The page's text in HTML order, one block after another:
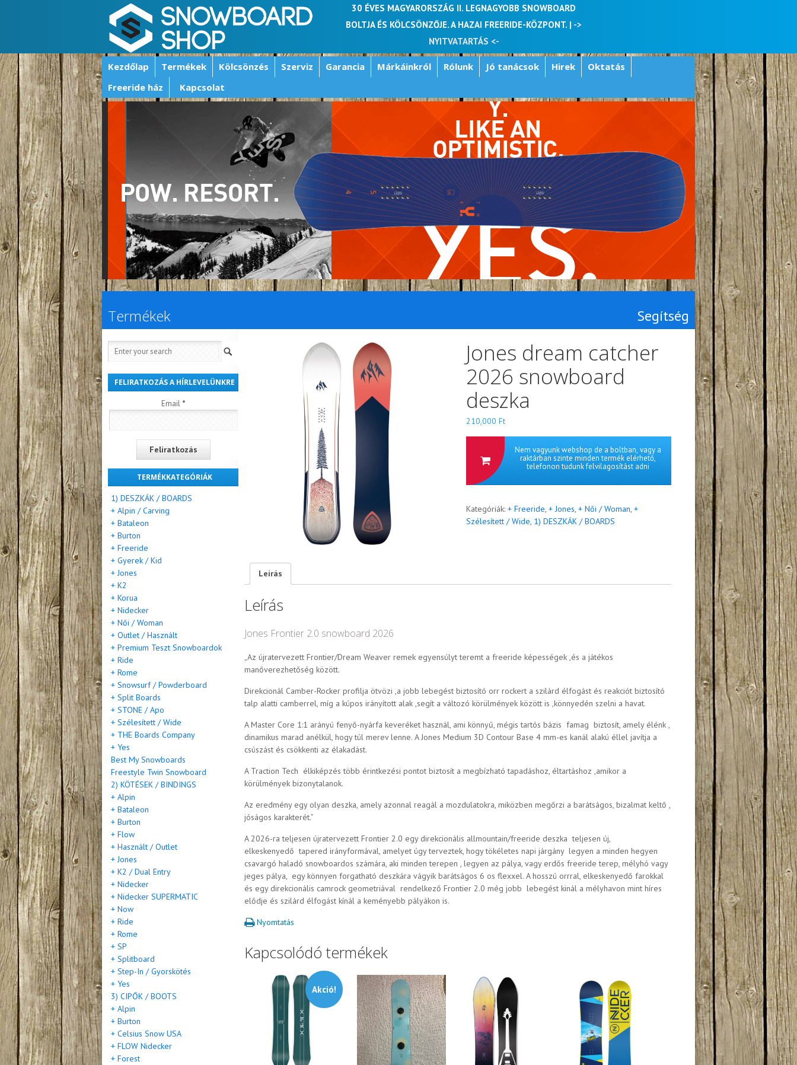
30 ÉVES MAGYARORSZÁG II. LEGNAGYOBB SNOWBOARD
BOLTJA ÉS KÖLCSÖNZŐJE. A HAZAI FREERIDE-KÖZPONT. | ->
NYITVATARTÁS <-
Kezdőlap Termékek Kölcsönzés Szerviz Garancia Márkáinkról Rólunk Jó tanácsok Hirek
Oktatás
Freeride ház
Kapcsolat
Termékek Segítség
Jones dream catcher
2026 snowboard
deszka
210,000Ft
Nem vagyunk webshop de a boltban, vagy a
raktárban szinte minden termék elérhető,
telefonon tudunk felvilagosítást adni
Kategóriák:+ Freeride,+ Jones,+ Női / Woman,+
Szélesített / Wide, 1) DESZKÁK / BOARDS
Leírás
Leírás
Jones Frontier 2.0 snowboard 2026
„Az újratervezett Frontier/Dream Weaver remek egyensúlyt teremt a freeride képességek ,és a játékos
manőverezhetőség között.
Direkcionál Camber-Rocker profilja ötvözi ,a jobb lebegést biztosító orr rockert a szilárd élfogást és reakciót biztosító
talp alatti camberrel, míg a kúpos irányított alak ,segít a változó körülmények között is ,könnyedén szelni a havat.
A Master Core 1:1 arányú fenyő-nyárfa keveréket használ, ami könnyű, mégis tartós bázis famag biztosít, amely élénk ,
dinamikus marad anélkül, hogy túl merev lenne. A Jones Medium 3D Contour Base 4 mm-es kanál alakú éllel javítja a
csúszást és csökkenti az élakadást.
A Traction Tech élkiképzés több érintkezési pontot biztosít a megbízható tapadáshoz, éltartáshoz ,amikor a
körülmények bizonytalanok.
Az eredmény egy olyan deszka, amely azonnal reagál a mozdulatokra, miközben megőrzi a barátságos, bizalmat keltő ,
jóságos karakterét.”
A 2026-ra teljesen újratervezett Frontier 2.0 egy direkcionális allmountain/freeride deszka teljesen új,
elkeskenyedő tapered irányformával, amelyet úgy terveztek, hogy tökéletes napi járgány legyen a minden hegyen
csavargó haladó snowboardos számára, aki minden terepen , legyen az pálya, vagy erdős freeride terep, mélyhó vagy
jeges pálya, egy könnyen forgatható deszkára vágyik barátságos 6 os flexxel. A hosszú orrral, elkeskenyedő farokkal
és egy direkcionális camrock geometriával rendelkező Frontier 2.0 még jobb lebegést kinál a mélyhavon mint híres
elődje és szilárd élfogást kínál a keményebb pályákon is.
Nyomtatás
Kapcsolódó termékek
Akció!
FELIRATKOZÁS A HÍRLEVELÜNKRE
Email *
TERMÉKKATEGÓRIÁK
1) DESZKÁK / BOARDS
+ Alpin / Carving
+ Bataleon
+ Burton
+ Freeride
+ Gyerek / Kid
+ Jones
+ K2
+ Korua
+ Nidecker
+ Női / Woman
+ Outlet / Használt
+ Premium Teszt Snowboardok
+ Ride
+ Rome
+ Snowsurf / Powderboard
+ Split Boards
+ STONE / Apo
+ Szélesített / Wide
+ THE Boards Company
+ Yes
Best My Snowboards
Freestyle Twin Snowboard
2) KÖTÉSEK / BINDINGS
+ Alpin
+ Bataleon
+ Burton
+ Flow
+ Használt / Outlet
+ Jones
+ K2 / Dual Entry
+ Nidecker
+ Nidecker SUPERMATIC
+ Now
+ Ride
+ Rome
+ SP
+ Splitboard
+ Step-In / Gyorskötés
+ Yes
3) CIPŐK / BOOTS
+ Alpin
+ Burton
+ Celsius Snow USA
+ FLOW Nidecker
+ Forest